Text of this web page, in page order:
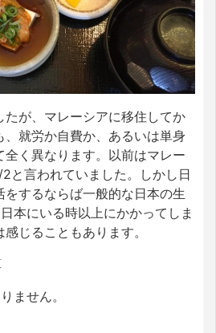
たが、マレーシアに移住してか
就労か自費か、あるいは単身
く異なります。以前はマレー
と言われていました。しかし日
するならば一般的な日本の生
本にいる時以上にかかってしま
じることもあります。
ません。